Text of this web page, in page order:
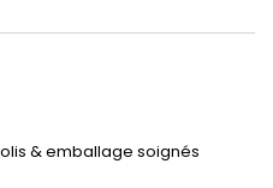
Colis & emballage soignés